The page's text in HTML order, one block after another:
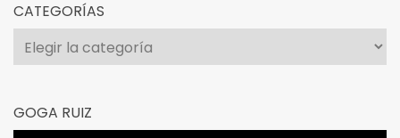
CATEGORÍAS
Categorías
GOGA RUIZ